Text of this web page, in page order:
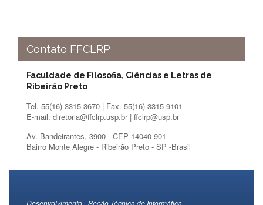
Contato
INCLUSÃO
Apresentação
Missão
Regimento
Contato FFCLRP
Faculdade de Filosofia, Ciências e Letras de
Ribeirão Preto
Tel. 55(16) 3315-3670 | Fax. 55(16) 3315-9101
E-mail: diretoria@ffclrp.usp.br | ffclrp@usp.br
Av. Bandeirantes, 3900 - CEP 14040-901
Bairro Monte Alegre - Ribeirão Preto - SP -Brasil
Desenvolvimento - Seção Técnica de Informática